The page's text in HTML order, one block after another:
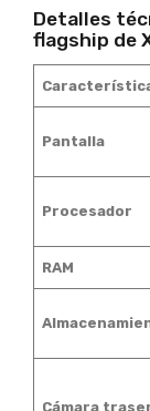
Detalles
flagship de
Pantalla
Procesador
RAM
Cámara